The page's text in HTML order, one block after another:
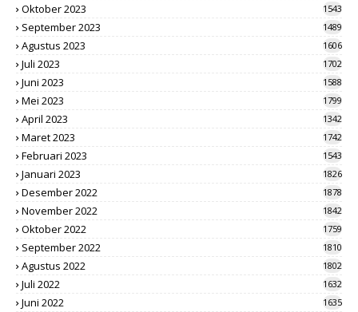
Oktober 2023 1543
September 2023 1489
Agustus 2023 1606
Juli 2023 1702
Juni 2023 1588
Mei 2023 1799
April 2023 1342
Maret 2023 1742
Februari 2023 1543
Januari 2023 1826
Desember 2022 1878
November 2022 1842
Oktober 2022 1759
September 2022 1810
Agustus 2022 1802
Juli 2022 1632
Juni 2022 1635